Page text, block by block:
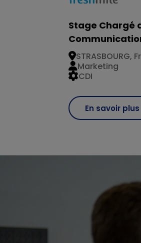
Stage Chargé
STRASBOURG
En savoir plus
STRASBOURG,
CDI
Marketing